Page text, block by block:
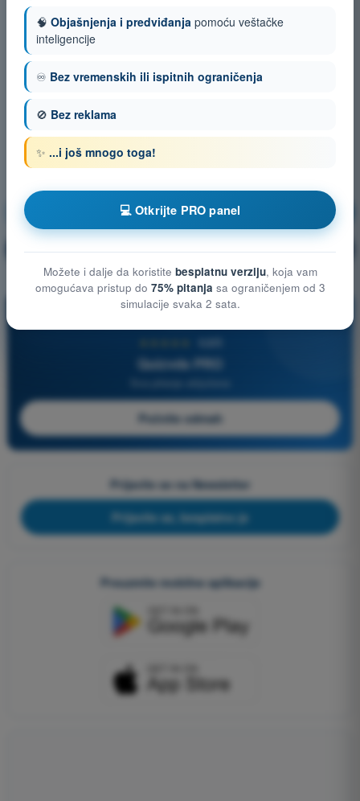
Meteorologija
🔒 PRO Objašnjenje pitanja
Quizvds PRO
Počnite odmah
Prijavite se na Newsletter
Prijavite se, besplatno je
Preuzmite mobilne aplikacije
🧠 Objašnjenja i predviđanja pomoću veštačke
inteligencije
♾️ Bez vremenskih ili ispitnih ograničenja
🚫 Bez reklama
✨ ...i još mnogo toga!
💻 Otkrijte PRO panel
Možete i dalje da koristite besplatnu verziju, koja vam
omogućava pristup do 75% pitanja sa ograničenjem od 3
simulacije svaka 2 sata.